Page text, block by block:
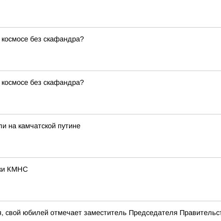
без скафандра?
без скафандра?
на камчатской путине
КМНС
юбилей отмечает заместитель Председателя